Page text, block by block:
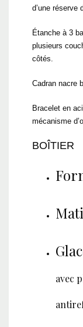
d’une réserve
Étanche à 3
plusieurs
côtés.
Cadran nacre
Bracelet en
mécanisme
BOÎTIER
avec